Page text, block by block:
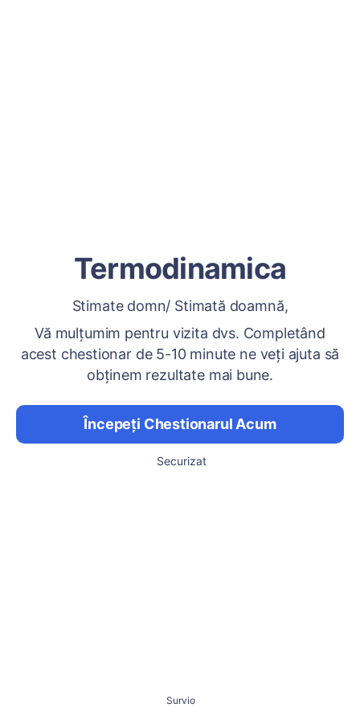
Termodinamica
Stimate domn/ Stimată doamnă,
Vă mulțumim pentru vizita dvs. Completând
acest chestionar de 5-10 minute ne veți ajuta să
obținem rezultate mai bune.
Începeți Chestionarul Acum
Securizat
Survio